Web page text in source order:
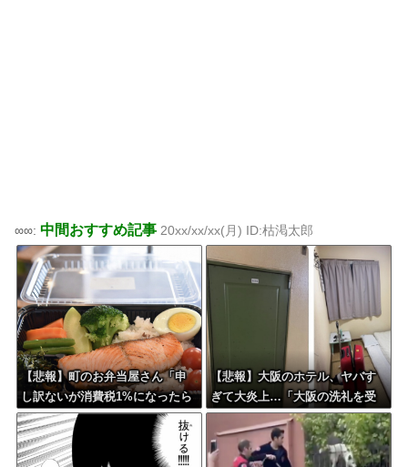
∞∞: 中間おすすめ記事 20xx/xx/xx(月) ID:枯渇太郎
【悲報】町のお弁当屋さん「申
し訳ないが消費税1%になったら
その分商品代を値上げするわ」
【悲報】大阪のホテル、ヤバす
ぎて大炎上…「大阪の洗礼を受
けました」